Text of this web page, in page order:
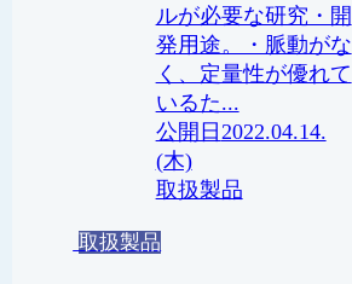
ルが必要な研究・開
発用途。・脈動がな
く、定量性が優れて
いるた...
2022.04.14.
(木)
取扱製品
取扱製品